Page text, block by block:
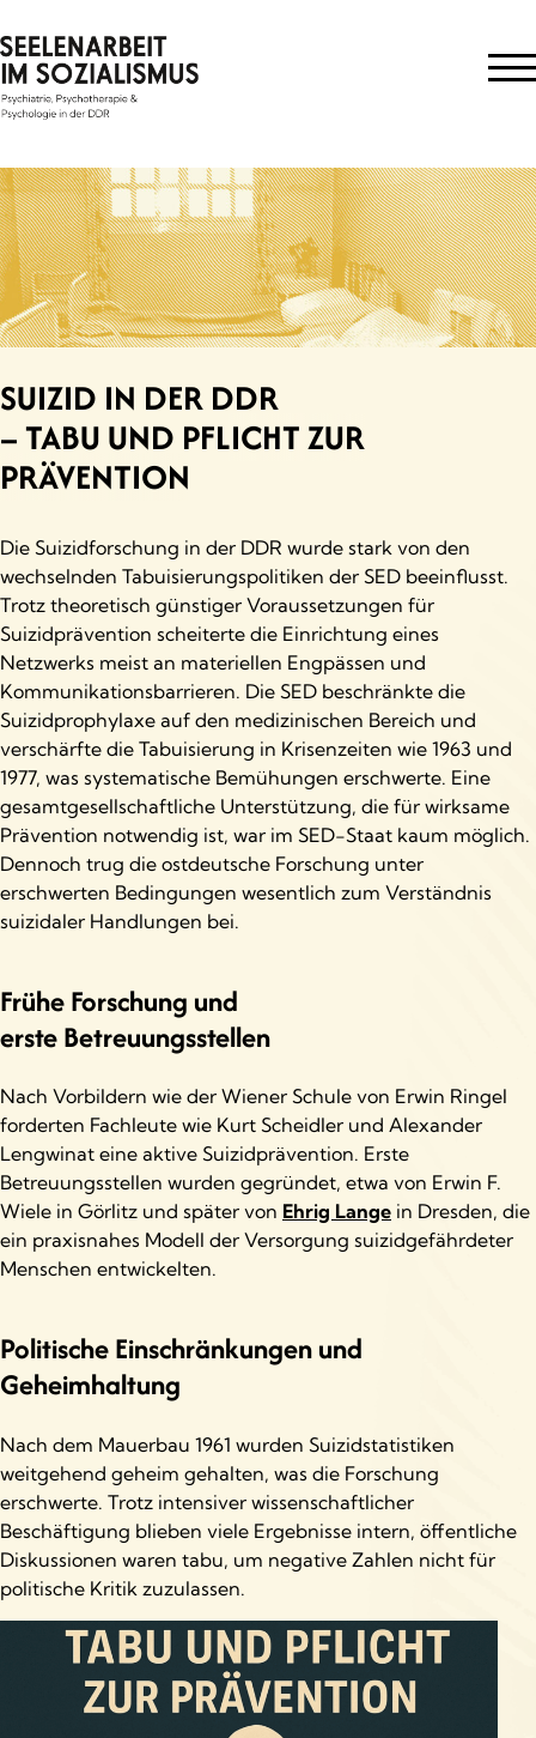
to
content
SUIZID IN DER DDR
– TABU UND PFLICHT ZUR
PRÄVENTION
Die Suizidforschung in der DDR wurde stark von den
wechselnden Tabuisierungspolitiken der SED beeinflusst.
Trotz theoretisch günstiger Voraussetzungen für
Suizidprävention scheiterte die Einrichtung eines
Netzwerks meist an materiellen Engpässen und
Kommunikationsbarrieren. Die SED beschränkte die
Suizidprophylaxe auf den medizinischen Bereich und
verschärfte die Tabuisierung in Krisenzeiten wie 1963 und
1977, was systematische Bemühungen erschwerte. Eine
gesamtgesellschaftliche Unterstützung, die für wirksame
Prävention notwendig ist, war im SED-Staat kaum möglich.
Dennoch trug die ostdeutsche Forschung unter
erschwerten Bedingungen wesentlich zum Verständnis
suizidaler Handlungen bei.
Frühe Forschung und
erste Betreuungsstellen
Nach Vorbildern wie der Wiener Schule von Erwin Ringel
forderten Fachleute wie Kurt Scheidler und Alexander
Lengwinat eine aktive Suizidprävention. Erste
Betreuungsstellen wurden gegründet, etwa von Erwin F.
Wiele in Görlitz und später von Ehrig Lange in Dresden, die
ein praxisnahes Modell der Versorgung suizidgefährdeter
Menschen entwickelten.
Politische Einschränkungen und
Geheimhaltung
Nach dem Mauerbau 1961 wurden Suizidstatistiken
weitgehend geheim gehalten, was die Forschung
erschwerte. Trotz intensiver wissenschaftlicher
Beschäftigung blieben viele Ergebnisse intern, öffentliche
Diskussionen waren tabu, um negative Zahlen nicht für
politische Kritik zuzulassen.